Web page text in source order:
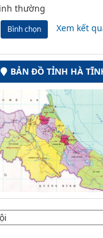
thường
Bình chọn Xem kết
BẢN ĐỒ TỈNH HÀ